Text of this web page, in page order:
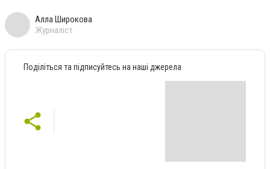
Алла Широкова
Журналіст
Поділіться та підписуйтесь на наші джерела